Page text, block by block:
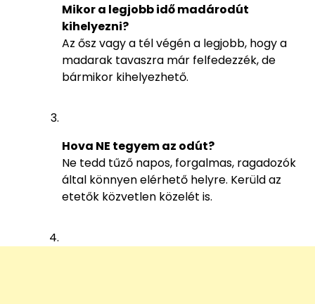
Mikor a legjobb idő madárodút
kihelyezni?
Az ősz vagy a tél végén a legjobb, hogy a
madarak tavaszra már felfedezzék, de
bármikor kihelyezhető.
Hova NE tegyem az odút?
Ne tedd tűző napos, forgalmas, ragadozók
által könnyen elérhető helyre. Kerüld az
etetők közvetlen közelét is.